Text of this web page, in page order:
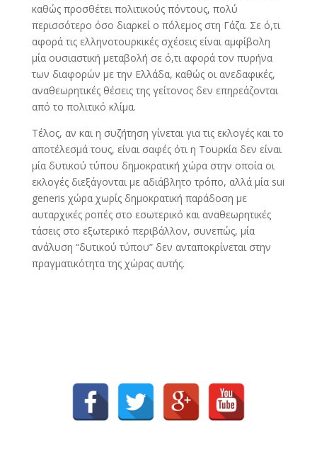
καθώς προσθέτει πολιτικούς πόντους, πολύ
περισσότερο όσο διαρκεί ο πόλεμος στη Γάζα. Σε ό,τι
αφορά τις ελληνοτουρκικές σχέσεις είναι αμφίβολη
μία ουσιαστική μεταβολή σε ό,τι αφορά τον πυρήνα
των διαφορών με την Ελλάδα, καθώς οι ανεδαφικές,
αναθεωρητικές θέσεις της γείτονος δεν επηρεάζονται
από το πολιτικό κλίμα.
Τέλος, αν και η συζήτηση γίνεται για τις εκλογές και το
αποτέλεσμά τους, είναι σαφές ότι η Τουρκία δεν είναι
μία δυτικού τύπου δημοκρατική χώρα στην οποία οι
εκλογές διεξάγονται με αδιάβλητο τρόπο, αλλά μία sui
generis χώρα χωρίς δημοκρατική παράδοση με
αυταρχικές ροπές στο εσωτερικό και αναθεωρητικές
τάσεις στο εξωτερικό περιβάλλον, συνεπώς, μία
ανάλυση “δυτικού τύπου” δεν ανταποκρίνεται στην
πραγματικότητα της χώρας αυτής.